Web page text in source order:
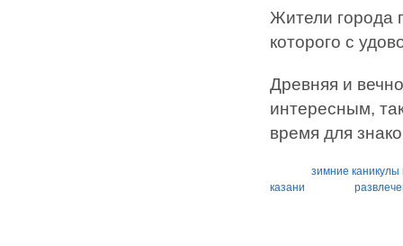
Жители города
которого с
Древняя и
интересным,
время для
зимние каникулы
казани